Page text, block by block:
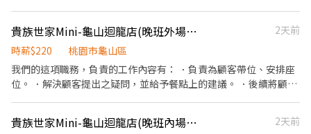
貴族世家Mini-龜山迴龍店(晚班外場人員)
2天前
時薪$220
桃園市龜山區
我們的這項職務，負責的工作內容有： ．負責為顧客帶位、安排座
位。 ．解決顧客提出之疑問，並給予餐點上的建議。 ．後續將顧客
貴族世家Mini-龜山迴龍店(晚班內場人員)
2天前